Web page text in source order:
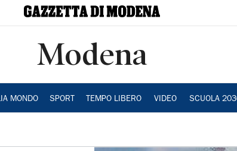
Modena
MONDO SPORT TEMPO LIBERO VIDEO SCUOLA